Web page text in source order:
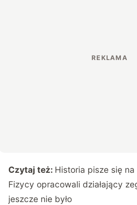
Czytaj też: Historia pisze się
Fizycy opracowali działający
jeszcze nie było